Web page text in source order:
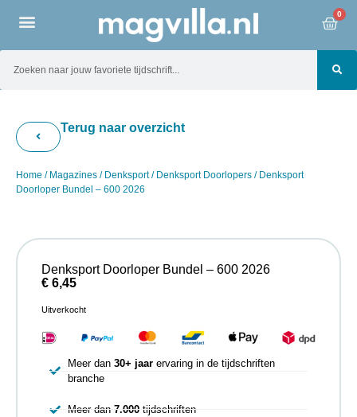
0
Terug naar overzicht
Home / Magazines / Denksport/ Denksport Doorlopers / Denksport
Doorloper Bundel – 600 2026
Denksport Doorloper Bundel – 600 2026
€ 6,45
Uitverkocht
Meer dan 30+ jaarervaring in de tijdschriften
branche
Meer dan 7.000tijdschriften